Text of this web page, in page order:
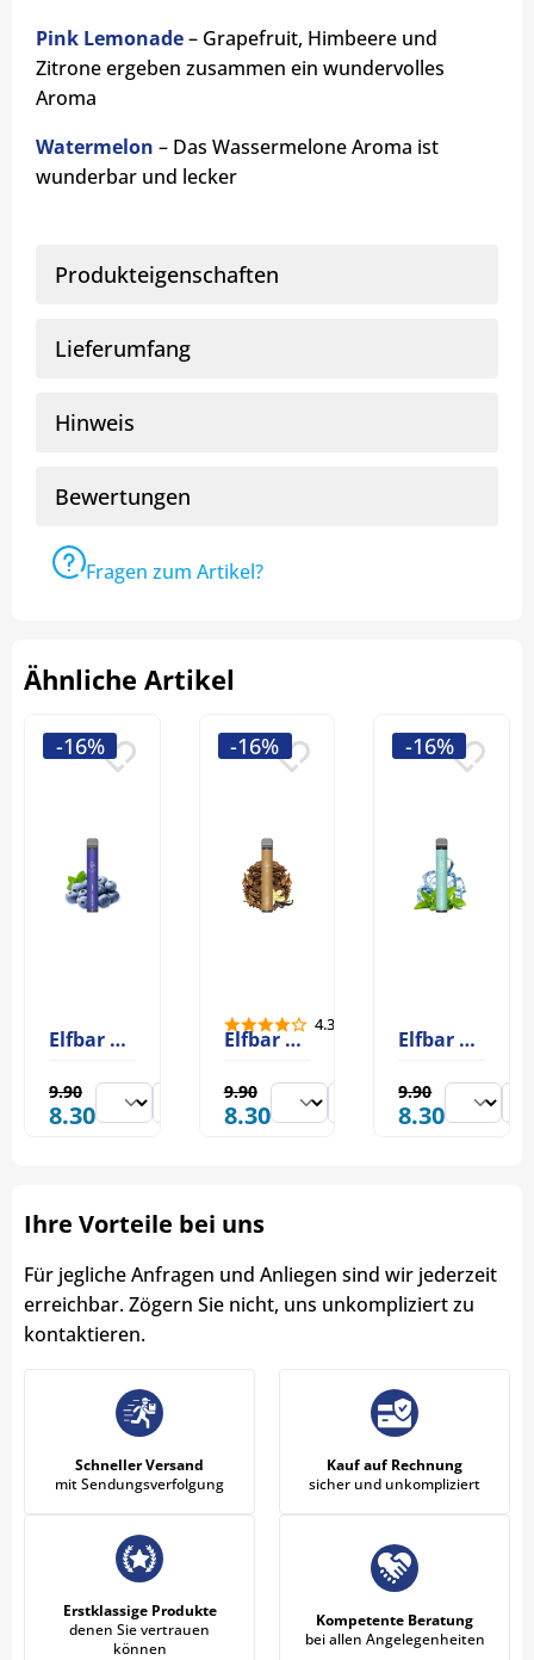
Pink Lemonade– Grapefruit, Himbeere und
Zitrone ergeben zusammen ein wundervolles
Aroma
Watermelon – Das Wassermelone Aroma ist
wunderbar und lecker
Produkteigenschaften
Lieferumfang
Hinweis
Bewertungen
Fragen zum Artikel?
Ähnliche Artikel
Elfbar 600 Blueberry
8.30
9.90
-16%
4.33
Elfbar 600 Cream Tobacco (Snow Tobacco)
8.30
9.90
-16%
Elfbar 600 Menthol
8.30
9.90
-16%
Ihre Vorteile bei uns
Für jegliche Anfragen und Anliegen sind wir jederzeit
erreichbar. Zögern Sie nicht, uns unkompliziert zu
kontaktieren.
Schneller Versand
mit Sendungsverfolgung
Kauf auf Rechnung
sicher und unkompliziert
Erstklassige Produkte
denen Sie vertrauen
können
Kompetente Beratung
bei allen Angelegenheiten